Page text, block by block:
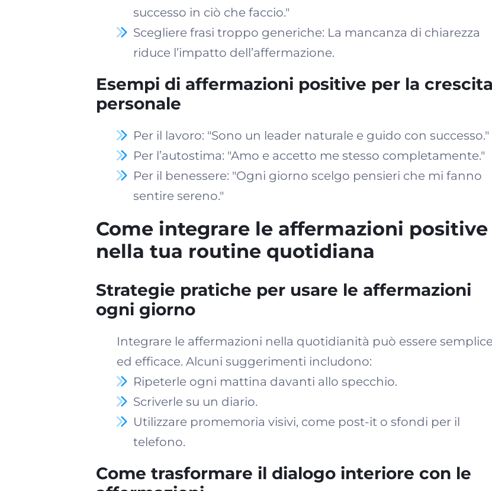
successo in ciò che faccio."
Scegliere frasi troppo generiche: La mancanza di chiarezza
riduce l’impatto dell’affermazione.
Esempi di affermazioni positive per la crescita
personale
Per il lavoro: "Sono un leader naturale e guido con successo."
Per l’autostima: "Amo e accetto me stesso completamente."
Per il benessere: "Ogni giorno scelgo pensieri che mi fanno
sentire sereno."
Come integrare le affermazioni positive
nella tua routine quotidiana
Strategie pratiche per usare le affermazioni
ogni giorno
Integrare le affermazioni nella quotidianità può essere semplice
ed efficace. Alcuni suggerimenti includono:
Ripeterle ogni mattina davanti allo specchio.
Scriverle su un diario.
Utilizzare promemoria visivi, come post-it o sfondi per il
telefono.
Come trasformare il dialogo interiore con le